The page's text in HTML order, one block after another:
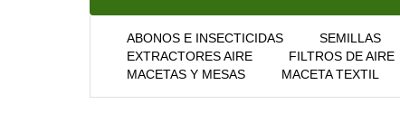
ABONOS E INSECTICIDAS SEMILLAS
EXTRACTORES AIRE
FILTROS DE AIRE
MACETAS Y MESAS
MACETA TEXTIL